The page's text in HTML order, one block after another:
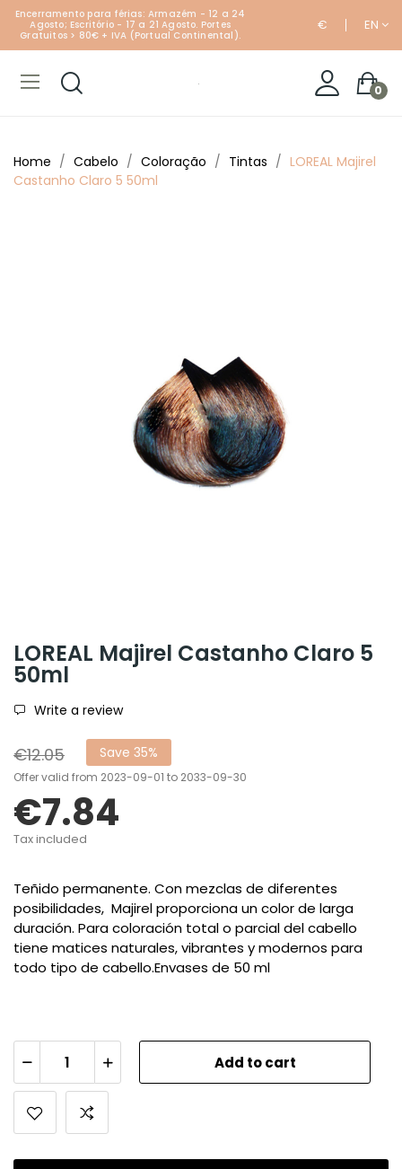
Encerramento para férias: Armazém - 12 a 24
Agosto; Escritório - 17 a 21 Agosto. Portes
Gratuitos > 80€ + IVA (Portual Continental).
€ EN
0
Home Cabelo Coloração Tintas
LOREAL Majirel
Castanho Claro 5 50ml
LOREAL Majirel Castanho Claro 5
50ml
Write a review
€12.05 Save 35%
Offer valid from 2023-09-01 to 2033-09-30
€7.84
Tax included
Teñido permanente. Con mezclas de diferentes
posibilidades, Majirel proporciona un color de larga
duración. Para coloración total o parcial del cabello
tiene matices naturales, vibrantes y modernos para
todo tipo de cabello.Envases de 50 ml
Add to cart